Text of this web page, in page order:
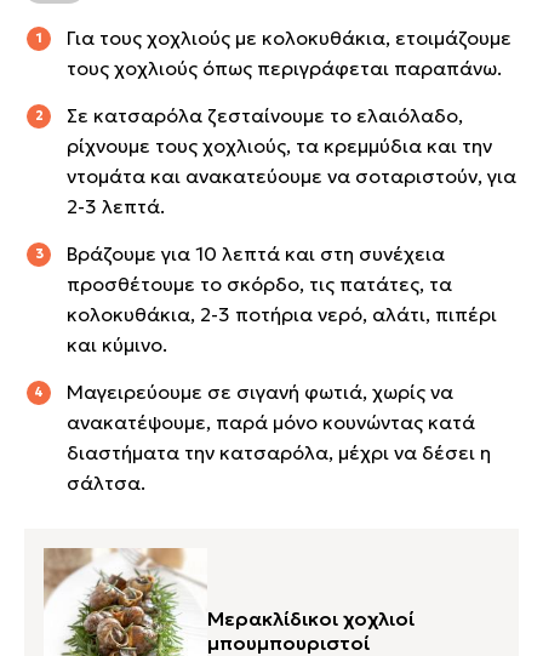
Για τους χοχλιούς με κολοκυθάκια, ετοιμάζουμε
τους χοχλιούς όπως περιγράφεται παραπάνω.
Σε κατσαρόλα ζεσταίνουμε το ελαιόλαδο,
ρίχνουμε τους χοχλιούς, τα κρεμμύδια και την
ντομάτα και ανακατεύουμε να σοταριστούν, για
2-3 λεπτά.
Βράζουμε για 10 λεπτά και στη συνέχεια
προσθέτουμε το σκόρδο, τις πατάτες, τα
κολοκυθάκια, 2-3 ποτήρια νερό, αλάτι, πιπέρι
και κύμινο.
Μαγειρεύουμε σε σιγανή φωτιά, χωρίς να
ανακατέψουμε, παρά μόνο κουνώντας κατά
διαστήματα την κατσαρόλα, μέχρι να δέσει η
σάλτσα.
Μερακλίδικοι χοχλιοί
μπουμπουριστοί